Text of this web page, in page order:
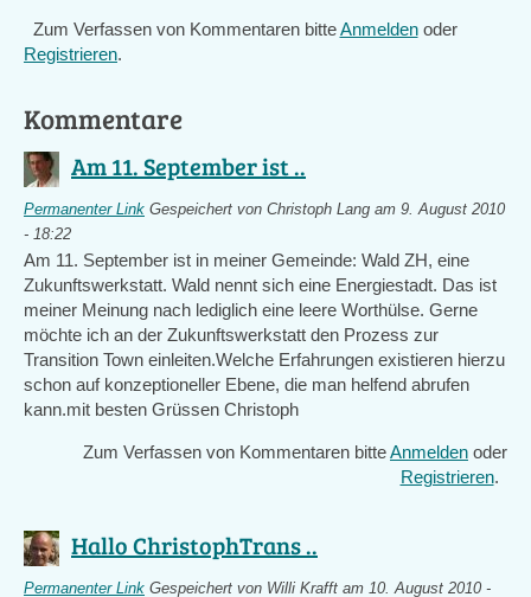
Zum Verfassen von Kommentaren bitteAnmeldenoder
Registrieren.
Kommentare
Am 11. September ist ..
Permanenter Link Gespeichert von Christoph Lang am 9. August 2010
- 18:22
Am 11. September ist in meiner Gemeinde: Wald ZH, eine
Zukunftswerkstatt. Wald nennt sich eine Energiestadt. Das ist
meiner Meinung nach lediglich eine leere Worthülse. Gerne
möchte ich an der Zukunftswerkstatt den Prozess zur
Transition Town einleiten.Welche Erfahrungen existieren hierzu
schon auf konzeptioneller Ebene, die man helfend abrufen
kann.mit besten Grüssen Christoph
Zum Verfassen von Kommentaren bitteAnmelden oder
Registrieren.
Hallo ChristophTrans ..
Permanenter Link Gespeichert von Willi Krafft am 10. August 2010 -